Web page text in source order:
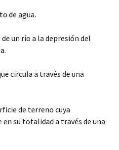
de agua.
un río a la depresión del
circula a través de una
de terreno cuya
su totalidad a través de una